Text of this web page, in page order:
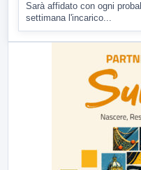
Sarà affidato con ogni
settimana l'incarico...